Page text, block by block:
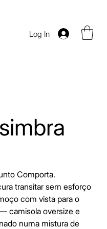
Log In
Comporta.
transitar sem esforço
com vista para o
camisola oversize e
numa mistura de